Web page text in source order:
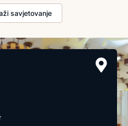
savjetovanje